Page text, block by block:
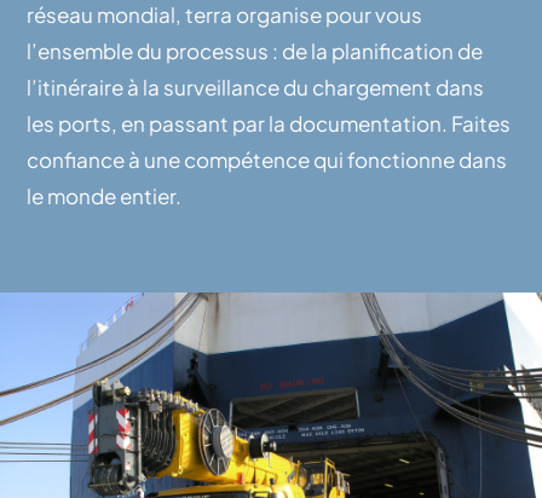
réseau mondial, terra organise pour vous
l’ensemble du processus : de la planification de
l’itinéraire à la surveillance du chargement dans
les ports, en passant par la documentation. Faites
confiance à une compétence qui fonctionne dans
le monde entier.